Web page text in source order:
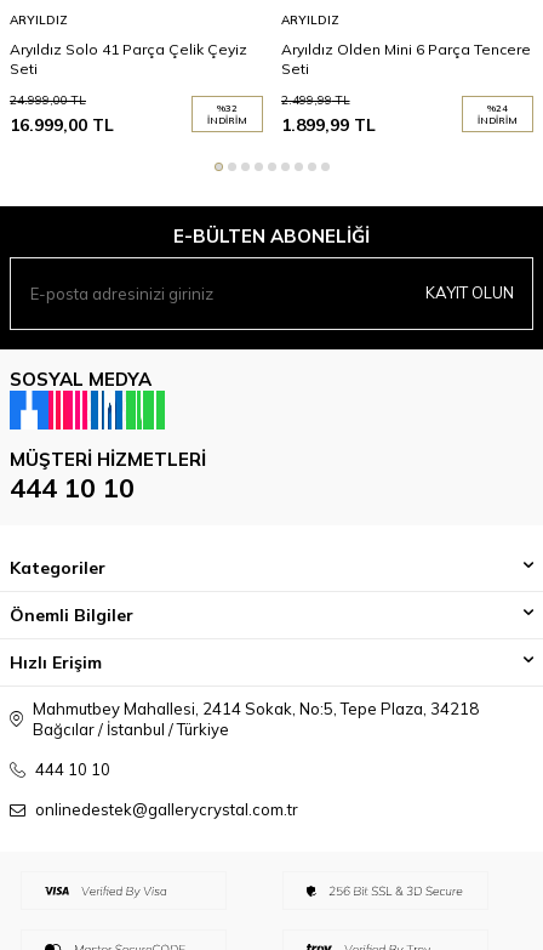
ARYILDIZ
Aryıldız Solo 41 Parça Çelik Çeyiz
Seti
24.999,00TL
16.999,00 TL
%32
İNDIRIM
ARYILDIZ
Aryıldız Olden Mini 6 Parça Tencere
Seti
2.499,99TL
1.899,99TL
%24
İNDIRIM
E-BÜLTEN ABONELIĞI
KAYIT OLUN
SOSYAL MEDYA
MÜŞTERI HIZMETLERI
444 10 10
Kategoriler
Önemli Bilgiler
Hızlı Erişim
Mahmutbey Mahallesi, 2414 Sokak, No:5, Tepe Plaza, 34218
Bağcılar / İstanbul / Türkiye
444 10 10
onlinedestek@gallerycrystal.com.tr